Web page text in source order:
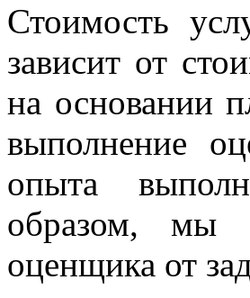
Стоимость
зависит от
на основании
выполнение
опыта
образом, мы
оценщика от